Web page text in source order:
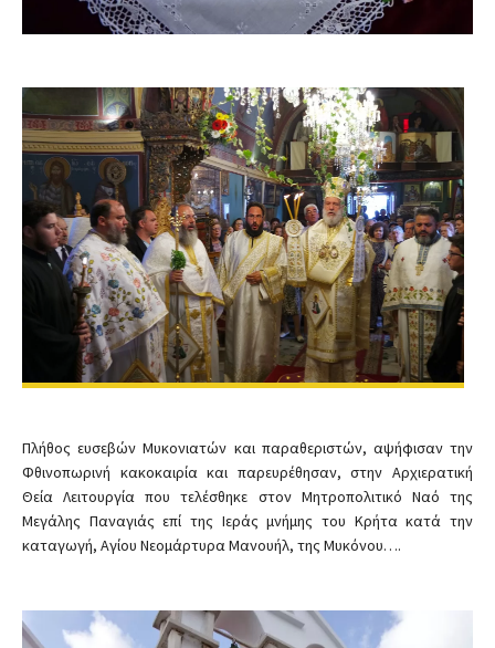
Πλήθος ευσεβών Μυκονιατών και παραθεριστών, αψήφισαν την
Φθινοπωρινή κακοκαιρία και παρευρέθησαν, στην Αρχιερατική
Θεία Λειτουργία που τελέσθηκε στον Μητροπολιτικό Ναό της
Μεγάλης Παναγιάς επί της Ιεράς μνήμης του Κρήτα κατά την
καταγωγή, Αγίου Νεομάρτυρα Μανουήλ, της Μυκόνου….